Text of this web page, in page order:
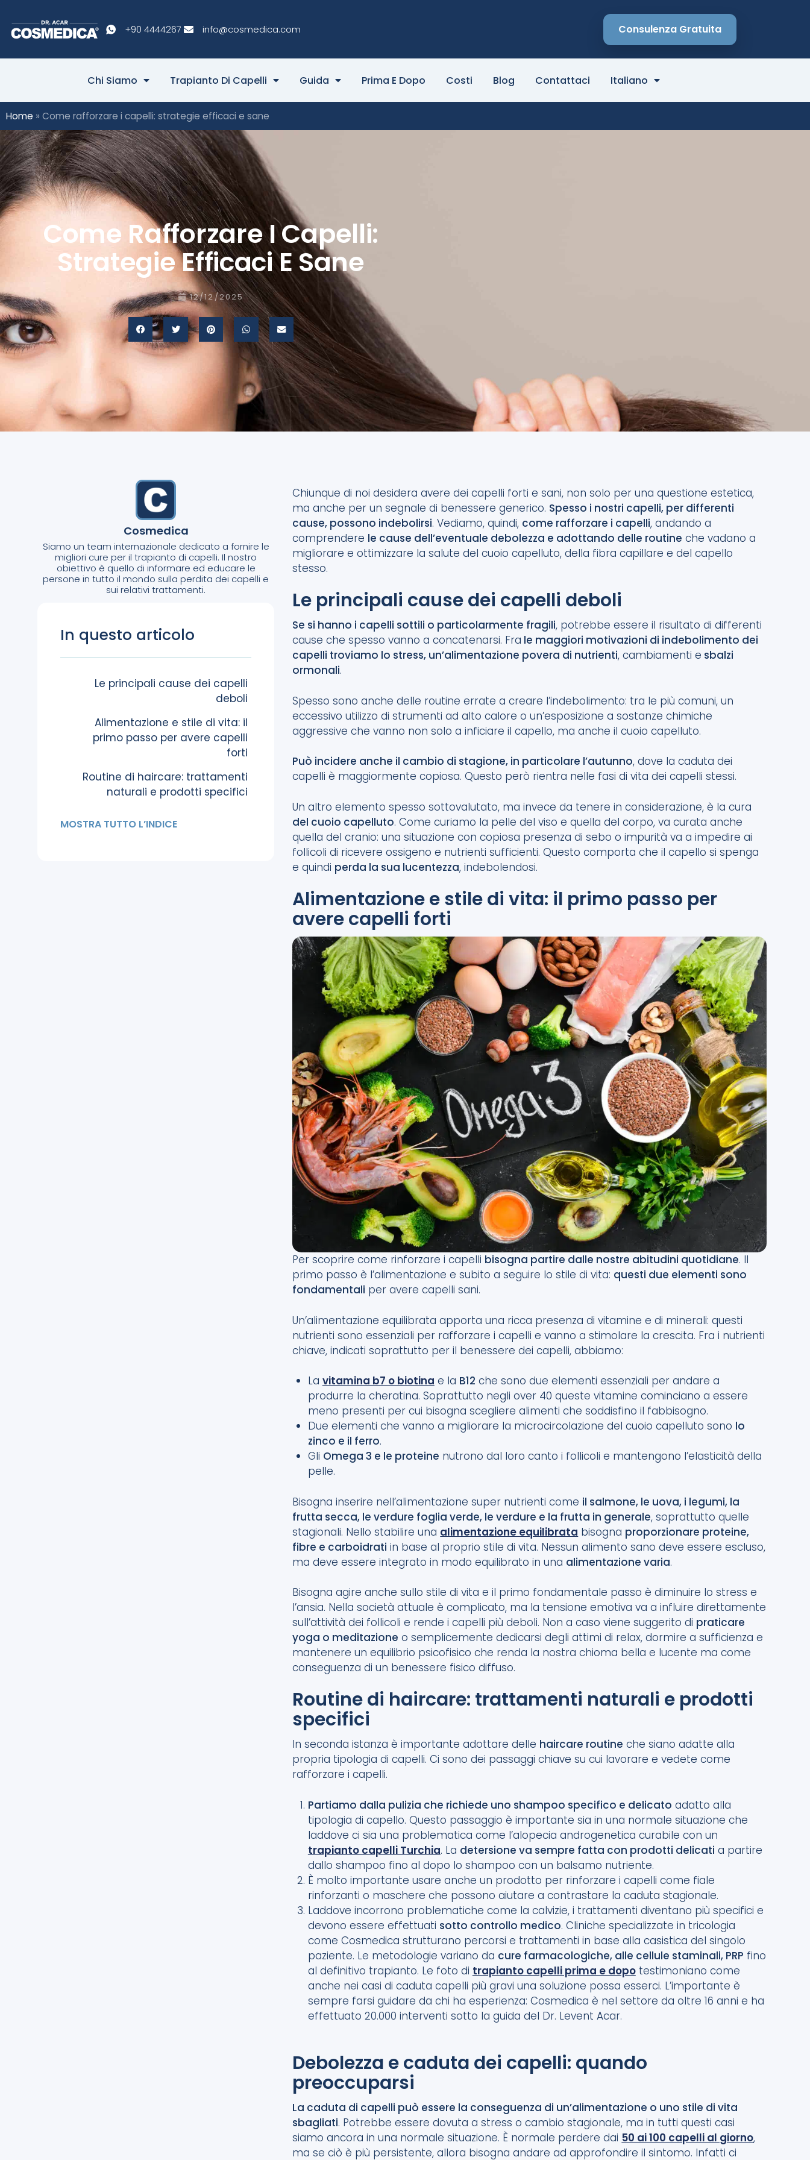
+90 4444267 info@cosmedica.com Consulenza Gratuita
Chi Siamo Trapianto Di Capelli Guida Prima E Dopo Costi Blog Contattaci Italiano
Home » Come rafforzare i capelli: strategie efficaci e sane
Come Rafforzare I Capelli:
Strategie Efficaci E Sane
12/12/2025
Cosmedica
Siamo un team internazionale dedicato a fornire le
migliori cure per il trapianto di capelli. Il nostro
obiettivo è quello di informare ed educare le
persone in tutto il mondo sulla perdita dei capelli e
sui relativi trattamenti.
In questo articolo
Le principali cause dei capelli
deboli
Alimentazione e stile di vita: il
primo passo per avere capelli
forti
Routine di haircare: trattamenti
naturali e prodotti specifici
quando preoccuparsi
MOSTRA TUTTO L’INDICE
Chiunque di noi desidera avere dei capelli forti e sani, non solo per una questione estetica,
ma anche per un segnale di benessere generico. Spesso i nostri capelli, per differenti
cause, possono indebolirsi. Vediamo, quindi, come rafforzare i capelli, andando a
comprendere le cause dell’eventuale debolezza e adottando delle routine che vadano a
migliorare e ottimizzare la salute del cuoio capelluto, della fibra capillare e del capello
stesso.
Le principali cause dei capelli deboli
Se si hanno i capelli sottili o particolarmente fragili, potrebbe essere il risultato di differenti
cause che spesso vanno a concatenarsi. Fra le maggiori motivazioni di indebolimento dei
capelli troviamo lo stress, un’alimentazione povera di nutrienti, cambiamenti e sbalzi
ormonali.
Spesso sono anche delle routine errate a creare l’indebolimento: tra le più comuni, un
eccessivo utilizzo di strumenti ad alto calore o un’esposizione a sostanze chimiche
aggressive che vanno non solo a inficiare il capello, ma anche il cuoio capelluto.
Può incidere anche il cambio di stagione, in particolare l’autunno, dove la caduta dei
capelli è maggiormente copiosa. Questo però rientra nelle fasi di vita dei capelli stessi.
Un altro elemento spesso sottovalutato, ma invece da tenere in considerazione, è la cura
del cuoio capelluto. Come curiamo la pelle del viso e quella del corpo, va curata anche
quella del cranio: una situazione con copiosa presenza di sebo o impurità va a impedire ai
follicoli di ricevere ossigeno e nutrienti sufficienti. Questo comporta che il capello si spenga
e quindi perda la sua lucentezza, indebolendosi.
Alimentazione e stile di vita: il primo passo per
avere capelli forti
Per scoprire come rinforzare i capelli bisogna partire dalle nostre abitudini quotidiane. Il
primo passo è l’alimentazione e subito a seguire lo stile di vita: questi due elementi sono
fondamentali per avere capelli sani.
Un’alimentazione equilibrata apporta una ricca presenza di vitamine e di minerali: questi
nutrienti sono essenziali per rafforzare i capelli e vanno a stimolare la crescita. Fra i nutrienti
chiave, indicati soprattutto per il benessere dei capelli, abbiamo:
La vitamina b7 o biotina e la B12 che sono due elementi essenziali per andare a
produrre la cheratina. Soprattutto negli over 40 queste vitamine cominciano a essere
meno presenti per cui bisogna scegliere alimenti che soddisfino il fabbisogno.
Due elementi che vanno a migliorare la microcircolazione del cuoio capelluto sono lo
zinco e il ferro.
Gli Omega 3 e le proteine nutrono dal loro canto i follicoli e mantengono l’elasticità della
pelle.
Bisogna inserire nell’alimentazione super nutrienti come il salmone, le uova, i legumi, la
frutta secca, le verdure foglia verde, le verdure e la frutta in generale, soprattutto quelle
stagionali. Nello stabilire una alimentazione equilibrata bisogna proporzionare proteine,
fibre e carboidrati in base al proprio stile di vita. Nessun alimento sano deve essere escluso,
ma deve essere integrato in modo equilibrato in una alimentazione varia.
Bisogna agire anche sullo stile di vita e il primo fondamentale passo è diminuire lo stress e
l’ansia. Nella società attuale è complicato, ma la tensione emotiva va a influire direttamente
sull’attività dei follicoli e rende i capelli più deboli. Non a caso viene suggerito di praticare
yoga o meditazione o semplicemente dedicarsi degli attimi di relax, dormire a sufficienza e
mantenere un equilibrio psicofisico che renda la nostra chioma bella e lucente ma come
conseguenza di un benessere fisico diffuso.
Routine di haircare: trattamenti naturali e prodotti
specifici
In seconda istanza è importante adottare delle haircare routine che siano adatte alla
propria tipologia di capelli. Ci sono dei passaggi chiave su cui lavorare e vedete come
rafforzare i capelli.
Partiamo dalla pulizia che richiede uno shampoo specifico e delicato adatto alla
tipologia di capello. Questo passaggio è importante sia in una normale situazione che
laddove ci sia una problematica come l’alopecia androgenetica curabile con un
trapianto capelli Turchia. La detersione va sempre fatta con prodotti delicati a partire
dallo shampoo fino al dopo lo shampoo con un balsamo nutriente.
È molto importante usare anche un prodotto per rinforzare i capelli come fiale
rinforzanti o maschere che possono aiutare a contrastare la caduta stagionale.
Laddove incorrono problematiche come la calvizie, i trattamenti diventano più specifici e
devono essere effettuati sotto controllo medico. Cliniche specializzate in tricologia
come Cosmedica strutturano percorsi e trattamenti in base alla casistica del singolo
paziente. Le metodologie variano da cure farmacologiche, alle cellule staminali, PRP fino
al definitivo trapianto. Le foto di trapianto capelli prima e dopotestimoniano come
anche nei casi di caduta capelli più gravi una soluzione possa esserci. L’importante è
sempre farsi guidare da chi ha esperienza: Cosmedica è nel settore da oltre 16 anni e ha
effettuato 20.000 interventi sotto la guida del Dr. Levent Acar.
Debolezza e caduta dei capelli: quando
preoccuparsi
La caduta di capelli può essere la conseguenza di un’alimentazione o uno stile di vita
sbagliati. Potrebbe essere dovuta a stress o cambio stagionale, ma in tutti questi casi
siamo ancora in una normale situazione. È normale perdere dai 50 ai 100 capelli al giorno,
ma se ciò è più persistente, allora bisogna andare ad approfondire il sintomo. Infatti ci